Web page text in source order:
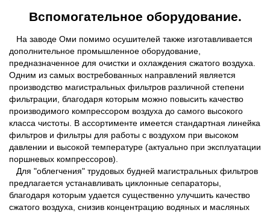
Вспомогательное оборудование.
На заводе Оми помимо осушителей также изготавливается
дополнительное промышленное оборудование,
предназначенное для очистки и охлаждения сжатого воздуха.
Одним из самых востребованных направлений является
производство магистральных фильтров различной степени
фильтрации, благодаря которым можно повысить качество
производимого компрессором воздуха до самого высокого
класса чистоты. В ассортименте имеется стандартная линейка
фильтров и фильтры для работы с воздухом при высоком
давлении и высокой температуре (актуально при эксплуатации
поршневых компрессоров).
Для "облегчения" трудовых будней магистральных фильтров
предлагается устанавливать циклонные сепараторы,
благодаря которым удается существенно улучшить качество
сжатого воздуха, снизив концентрацию водяных и масляных